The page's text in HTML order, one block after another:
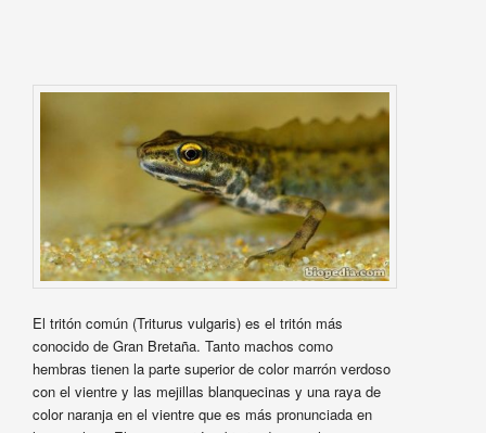
El tritón común (Triturus vulgaris) es el tritón más
conocido de Gran Bretaña. Tanto machos como
hembras tienen la parte superior de color marrón verdoso
con el vientre y las mejillas blanquecinas y una raya de
color naranja en el vientre que es más pronunciada en